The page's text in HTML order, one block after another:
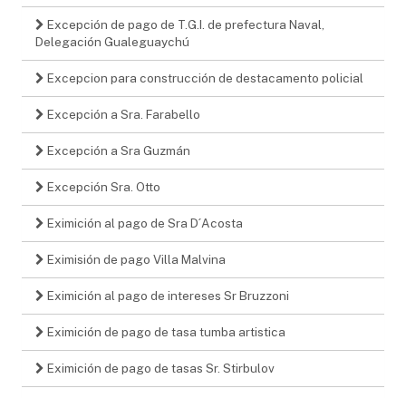
Excepción de pago de T.G.I. de prefectura Naval,
Delegación Gualeguaychú
Excepcion para construcción de destacamento policial
Excepción a Sra. Farabello
Excepción a Sra Guzmán
Excepción Sra. Otto
Eximición al pago de Sra D´Acosta
Eximisión de pago Villa Malvina
Eximición al pago de intereses Sr Bruzzoni
Eximición de pago de tasa tumba artistica
Eximición de pago de tasas Sr. Stirbulov